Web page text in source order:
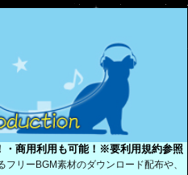
・商用利用も可能！※要利用規約参照
フリーBGM素材のダウンロード配布や、